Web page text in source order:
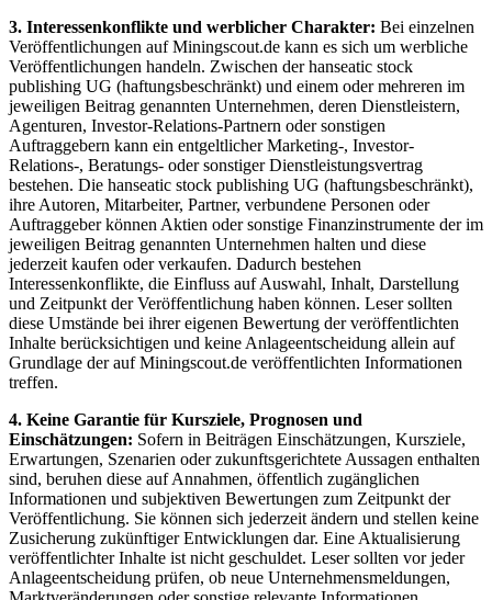
3. Interessenkonflikte und werblicher Charakter: Bei einzelnen
Veröffentlichungen auf Miningscout.de kann es sich um werbliche
Veröffentlichungen handeln. Zwischen der hanseatic stock
publishing UG (haftungsbeschränkt) und einem oder mehreren im
jeweiligen Beitrag genannten Unternehmen, deren Dienstleistern,
Agenturen, Investor-Relations-Partnern oder sonstigen
Auftraggebern kann ein entgeltlicher Marketing-, Investor-
Relations-, Beratungs- oder sonstiger Dienstleistungsvertrag
bestehen. Die hanseatic stock publishing UG (haftungsbeschränkt),
ihre Autoren, Mitarbeiter, Partner, verbundene Personen oder
Auftraggeber können Aktien oder sonstige Finanzinstrumente der im
jeweiligen Beitrag genannten Unternehmen halten und diese
jederzeit kaufen oder verkaufen. Dadurch bestehen
Interessenkonflikte, die Einfluss auf Auswahl, Inhalt, Darstellung
und Zeitpunkt der Veröffentlichung haben können. Leser sollten
diese Umstände bei ihrer eigenen Bewertung der veröffentlichten
Inhalte berücksichtigen und keine Anlageentscheidung allein auf
Grundlage der auf Miningscout.de veröffentlichten Informationen
treffen.
4. Keine Garantie für Kursziele, Prognosen und
Einschätzungen: Sofern in Beiträgen Einschätzungen, Kursziele,
Erwartungen, Szenarien oder zukunftsgerichtete Aussagen enthalten
sind, beruhen diese auf Annahmen, öffentlich zugänglichen
Informationen und subjektiven Bewertungen zum Zeitpunkt der
Veröffentlichung. Sie können sich jederzeit ändern und stellen keine
Zusicherung zukünftiger Entwicklungen dar. Eine Aktualisierung
veröffentlichter Inhalte ist nicht geschuldet. Leser sollten vor jeder
Anlageentscheidung prüfen, ob neue Unternehmensmeldungen,